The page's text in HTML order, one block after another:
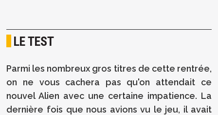
LE TEST
Parmi les nombreux gros titres de cette rentrée,
on ne vous cachera pas qu'on attendait ce
nouvel Alien avec une certaine impatience. La
dernière fois que nous avions vu le jeu, il avait